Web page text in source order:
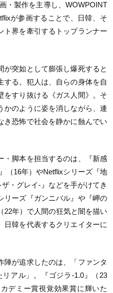
・製作を主導し、WOWPOINT
が参画することで、日韓、そ
ト界を牽引するトップランナー
突如として膨張し爆死すると
する。犯人は、自らの身体を自
をすり抜ける《ガス人間》。そ
かのように姿を消しながら、連
き恐怖で社会を静かに蝕んでい
・脚本を担当するのは、『新感
（16年）やNetflixシリーズ『地
・グレイ-』などを手がけてき
リーズ『ガンニバル』や『岬の
22年）で人間の狂気と闇を描い
日韓を代表するクリエイターに
陣が追求したのは、「ファンタ
アル」。『ゴジラ-1.0』（23
デミー賞視覚効果賞に輝いた